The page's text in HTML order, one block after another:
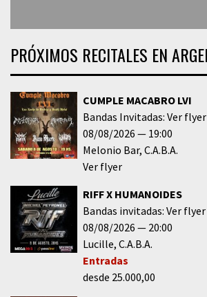
PRÓXIMOS RECITALES EN
CUMPLE MACABRO LVI
Bandas Invitadas: Ver flyer
08/08/2026
19:00
Melonio Bar C.A.B.A.
Ver flyer
RIFF X HUMANOIDES
Bandas invitadas: Ver flyer
08/08/2026
20:00
Lucille C.A.B.A.
Entradas
desde 25.000,00